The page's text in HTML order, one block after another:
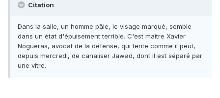
Citation
Dans la salle, un homme pâle, le visage marqué, semble
dans un état d'épuisement terrible. C'est maître Xavier
Nogueras, avocat de la défense, qui tente comme il peut,
depuis mercredi, de canaliser Jawad, dont il est séparé par
une vitre.